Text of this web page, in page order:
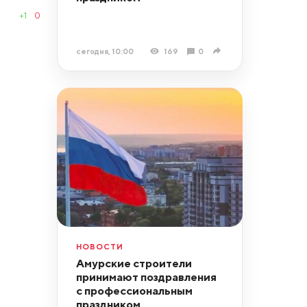
+1 0
сегодня, 10:00 169 0
НОВОСТИ
Амурские строители
принимают поздравления
с профессиональным